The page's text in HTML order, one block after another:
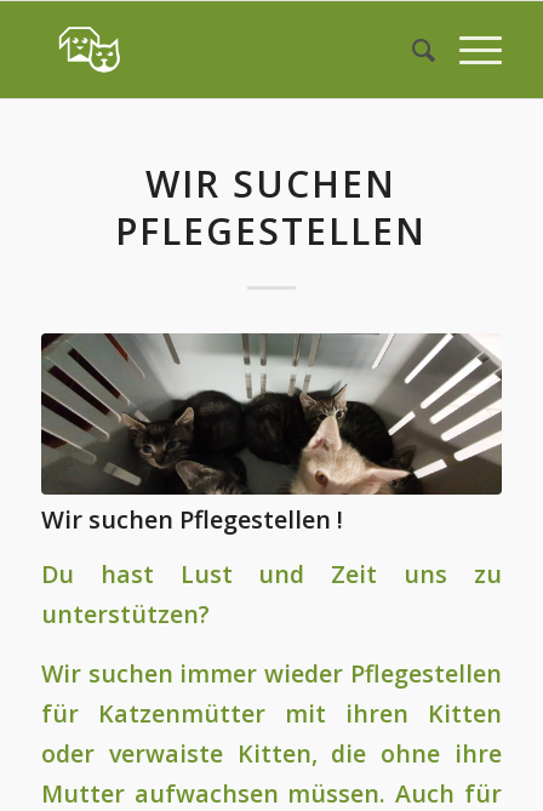
WIR SUCHEN
PFLEGESTELLEN
Wir suchen Pflegestellen !
Du hast Lust und Zeit uns zu
unterstützen?
Wir suchen immer wieder Pflegestellen
für Katzenmütter mit ihren Kitten
oder verwaiste Kitten, die ohne ihre
Mutter aufwachsen müssen. Auch für